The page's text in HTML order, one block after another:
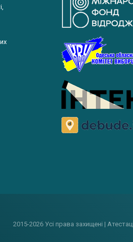
2015-2026 Усі права захищені |